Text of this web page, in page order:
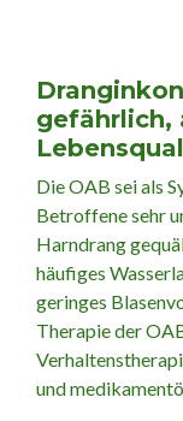
gefährlich,
Die OAB sei als
Betroffene sehr
Harndrang
häufiges
geringes
Therapie der
und